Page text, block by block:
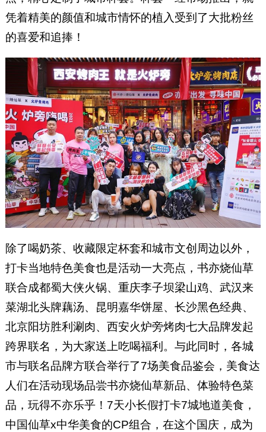
凭着精美的颜值和城市情怀的植入受到了大批粉丝
的喜爱和追捧！
除了喝奶茶、收藏限定杯套和城市文创周边以外，
打卡当地特色美食也是活动一大亮点，书亦烧仙草
联合成都蜀大侠火锅、重庆李子坝梁山鸡、武汉来
菜湖北头牌藕汤、昆明嘉华饼屋、长沙黑色经典、
北京阳坊胜利涮肉、西安火炉旁烤肉七大品牌发起
跨界联名，为大家送上吃喝福利。与此同时，各城
市与联名品牌方联合举行了7场美食品鉴会，美食达
人们在活动现场品尝书亦烧仙草新品、体验特色菜
品，玩得不亦乐乎！7天小长假打卡7城地道美食，
中国仙草x中华美食的CP组合，在这个国庆，成为